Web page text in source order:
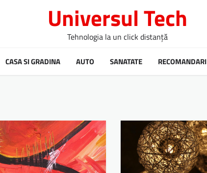
Universul Tech
Tehnologia la un click distanță
CASA SI GRADINA AUTO SANATATE RECOMANDARI